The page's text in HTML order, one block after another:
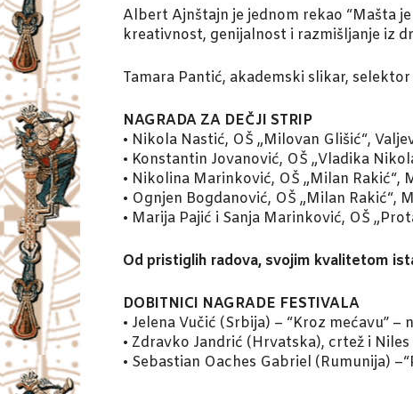
Albert Ajnštajn je jednom rekao “Mašta
kreativnost, genijalnost i razmišljanje iz
Tamara Pantić, akademski slikar,
NAGRADA ZA DEČJI STRIP
• Nikola Nastić, OŠ „Milovan Glišić“,
• Konstantin Jovanović, OŠ „Vladika
• Nikolina Marinković, OŠ „Milan Rakić“,
• Ognjen Bogdanović, OŠ „Milan Rakić“,
• Marija Pajić i Sanja Marinković, OŠ
Od pristiglih radova, svojim kvalitetom
DOBITNICI NAGRADE FESTIVALA
• Jelena Vučić (Srbija) – “Kroz mećavu” –
• Zdravko Jandrić (Hrvatska), crtež i
• Sebastian Oaches Gabriel (Rumunija)